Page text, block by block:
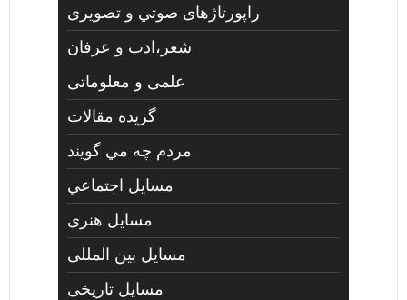
راپورتاژهای صوتي و تصويری
شعر،ادب و عرفان
علمی و معلوماتی
گزیده مقالات
مردم چه مي گويند
مسايل اجتماعي
مسايل هنری
مسایل بین المللی
مسایل تاریخی